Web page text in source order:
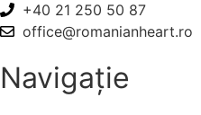
+40 21 250 50 87
office@romanianheart.ro
Navigație